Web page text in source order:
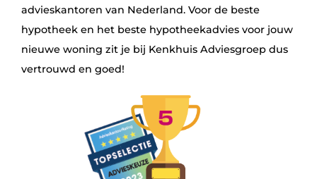
advieskantoren van Nederland. Voor de beste
hypotheek en het beste hypotheekadvies voor jouw
nieuwe woning zit je bij Kenkhuis Adviesgroep dus
vertrouwd en goed!